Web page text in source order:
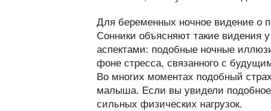
Для беременных ночное видение о
Сонники объясняют такие видения
аспектами: подобные ночные
фоне стресса, связанного с
Во многих моментах подобный
малыша. Если вы увидели подобное
сильных физических нагрузок.